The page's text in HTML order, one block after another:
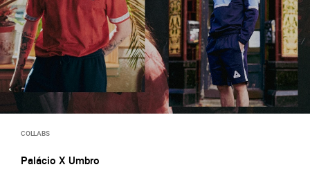
COLLABS
Palácio X Umbro